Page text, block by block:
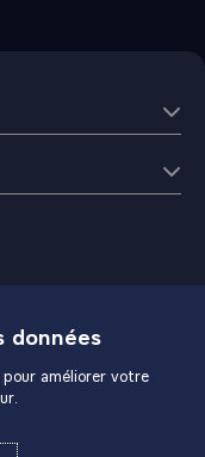
données
améliorer votre